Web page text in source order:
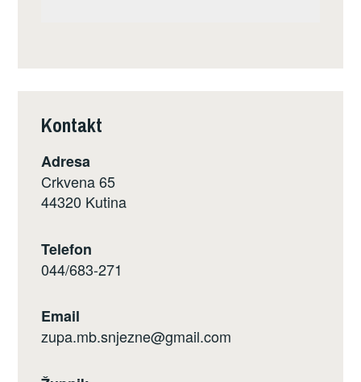
Kontakt
Adresa
Crkvena 65
44320 Kutina
Telefon
044/683-271
Email
zupa.mb.snjezne@gmail.com